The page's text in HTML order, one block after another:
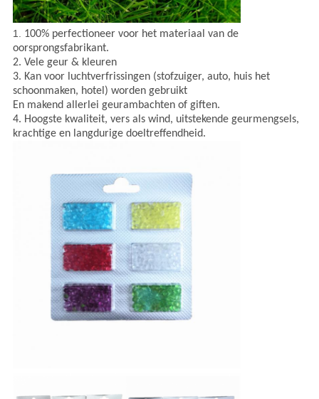
1. 100% perfectioneer voor het materiaal van de
oorsprongsfabrikant.
2. Vele geur & kleuren
3. Kan voor luchtverfrissingen (stofzuiger, auto, huis het
schoonmaken, hotel) worden gebruikt
En makend allerlei geurambachten of giften.
4. Hoogste kwaliteit, vers als wind, uitstekende geurmengsels,
krachtige en langdurige doeltreffendheid.